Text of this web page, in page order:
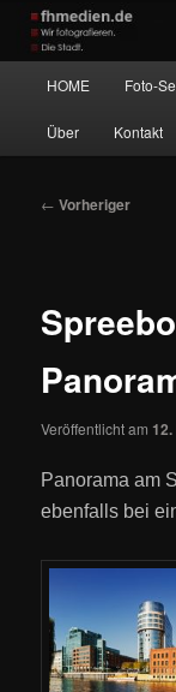
Zum
primären
Inhalt
springen
Wir fotografieren die
HOME Foto-
Über Kontakt
Beitragsnavigation
← Vorheriger
Veröffentlicht am
Panorama am
ebenfalls bei